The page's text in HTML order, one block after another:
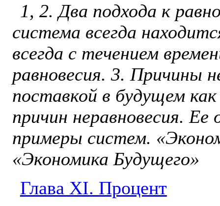
1, 2. Два подхода к
система всегда
всегда с течением
равновесия. 3. Причины
поставкой в бу­дущем
причин нерав­новесия.
примеры систем.
«Экономика Будущего»
Глава ХI. Процент